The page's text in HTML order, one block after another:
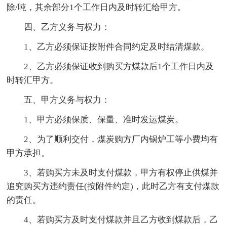
除/吨，其余部分1个工作日内及时转汇给甲方。
四、乙方义务与权力：
1、乙方必须保证按附件合同约定及时结清煤款。
2、乙方必须保证收到购买方煤款后1个工作日内及
时转汇甲方。
五、甲方义务与权力：
1、甲方必须保质、保量、准时发运煤炭。
2、为了顺利交付，煤炭购方厂内锅炉工等小费均有
甲方承担。
3、若购买方未及时支付煤款，甲方有权停止供煤并
追究购买方违约责任(按附件约定)，此时乙方有支付煤款
的责任。
4、若购买方及时支付煤款并且乙方收到煤款后，乙